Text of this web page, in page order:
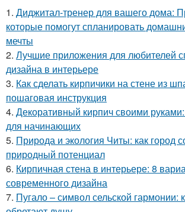
1. Диджитал-тренер для вашего дома:
которые помогут спланировать
мечты
2. Лучшие приложения для любителей
дизайна в интерьере
3. Как сделать кирпичики на стене из
пошаговая инструкция
4. Декоративный кирпич своими
для начинающих
5. Природа и экология Читы: как город
природный потенциал
6. Кирпичная стена в интерьере: 8
современного дизайна
7. Пугало – символ сельской гармонии: